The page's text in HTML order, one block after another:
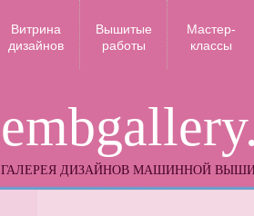
ГАЛЕРЕЯ ДИЗАЙНОВ МАШИННОЙ
Витрина
дизайнов
Вышитые
работы
Мастер-
классы